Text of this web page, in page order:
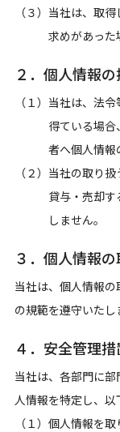
（３）当社は、取
求めがあった
２．個人情報
（１）当社は、法
得ている場
者へ個人情報
（２）当社の取り
貸与・売却
しません。
３．個人情報
当社は、個人情報
の規範を遵守いたし
４．安全管理
当社は、各部門に
人情報を特定し、以
（１）個人情報を